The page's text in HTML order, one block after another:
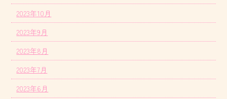
2023年10月
2023年9月
2023年8月
2023年7月
2023年6月